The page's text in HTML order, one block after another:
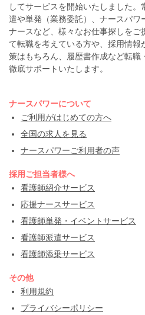
してサービスを開始いたしました
遣や単発（業務委託）、ナースパワ
ナースなど、様々なお仕事探しをご
て転職を考えている方や、採用情
策はもちろん、履歴書作成など転職
徹底サポートいたします。
ナースパワーについて
ご利用がはじめての方へ
全国の求人を見る
ナースパワーご利用者の声
採用ご担当者様へ
看護師紹介サービス
応援ナースサービス
看護師単発・イベントサービス
看護師派遣サービス
看護師添乗サービス
その他
利用規約
プライバシーポリシー